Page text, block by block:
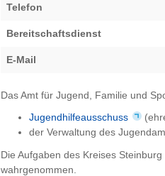
Telefon
Bereitschaftsdienst
E-Mail
Das Amt für Jugend, Familie und
Jugendhilfeausschuss
der Verwaltung des
Die Aufgaben des Kreises
wahrgenommen.